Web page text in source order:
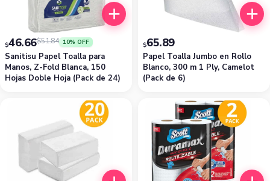
Sanitisu Papel Toalla para
Manos, Z-Fold Blanca, 150
Hojas Doble Hoja (Pack de 24)
$51.84
$46.66 10% OFF
Papel Toalla Jumbo en Rollo
Blanco, 300 m 1 Ply, Camelot
(Pack de 6)
$65.89